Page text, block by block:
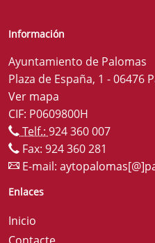
Información
Ayuntamiento de Palomas
Plaza de España, 1 - 06476
Ver mapa
CIF: P0609800H
Telf.: 924 360 007
Fax: 924 360 281
E-mail:
Enlaces
Inicio